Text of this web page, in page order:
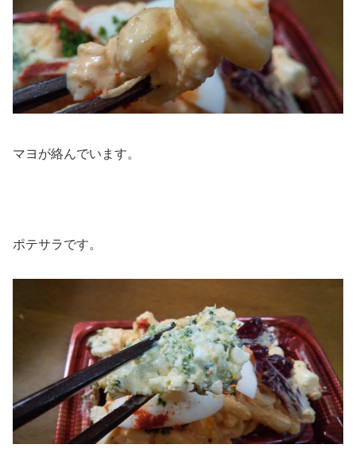
マヨが絡んでいます。
ポテサラです。